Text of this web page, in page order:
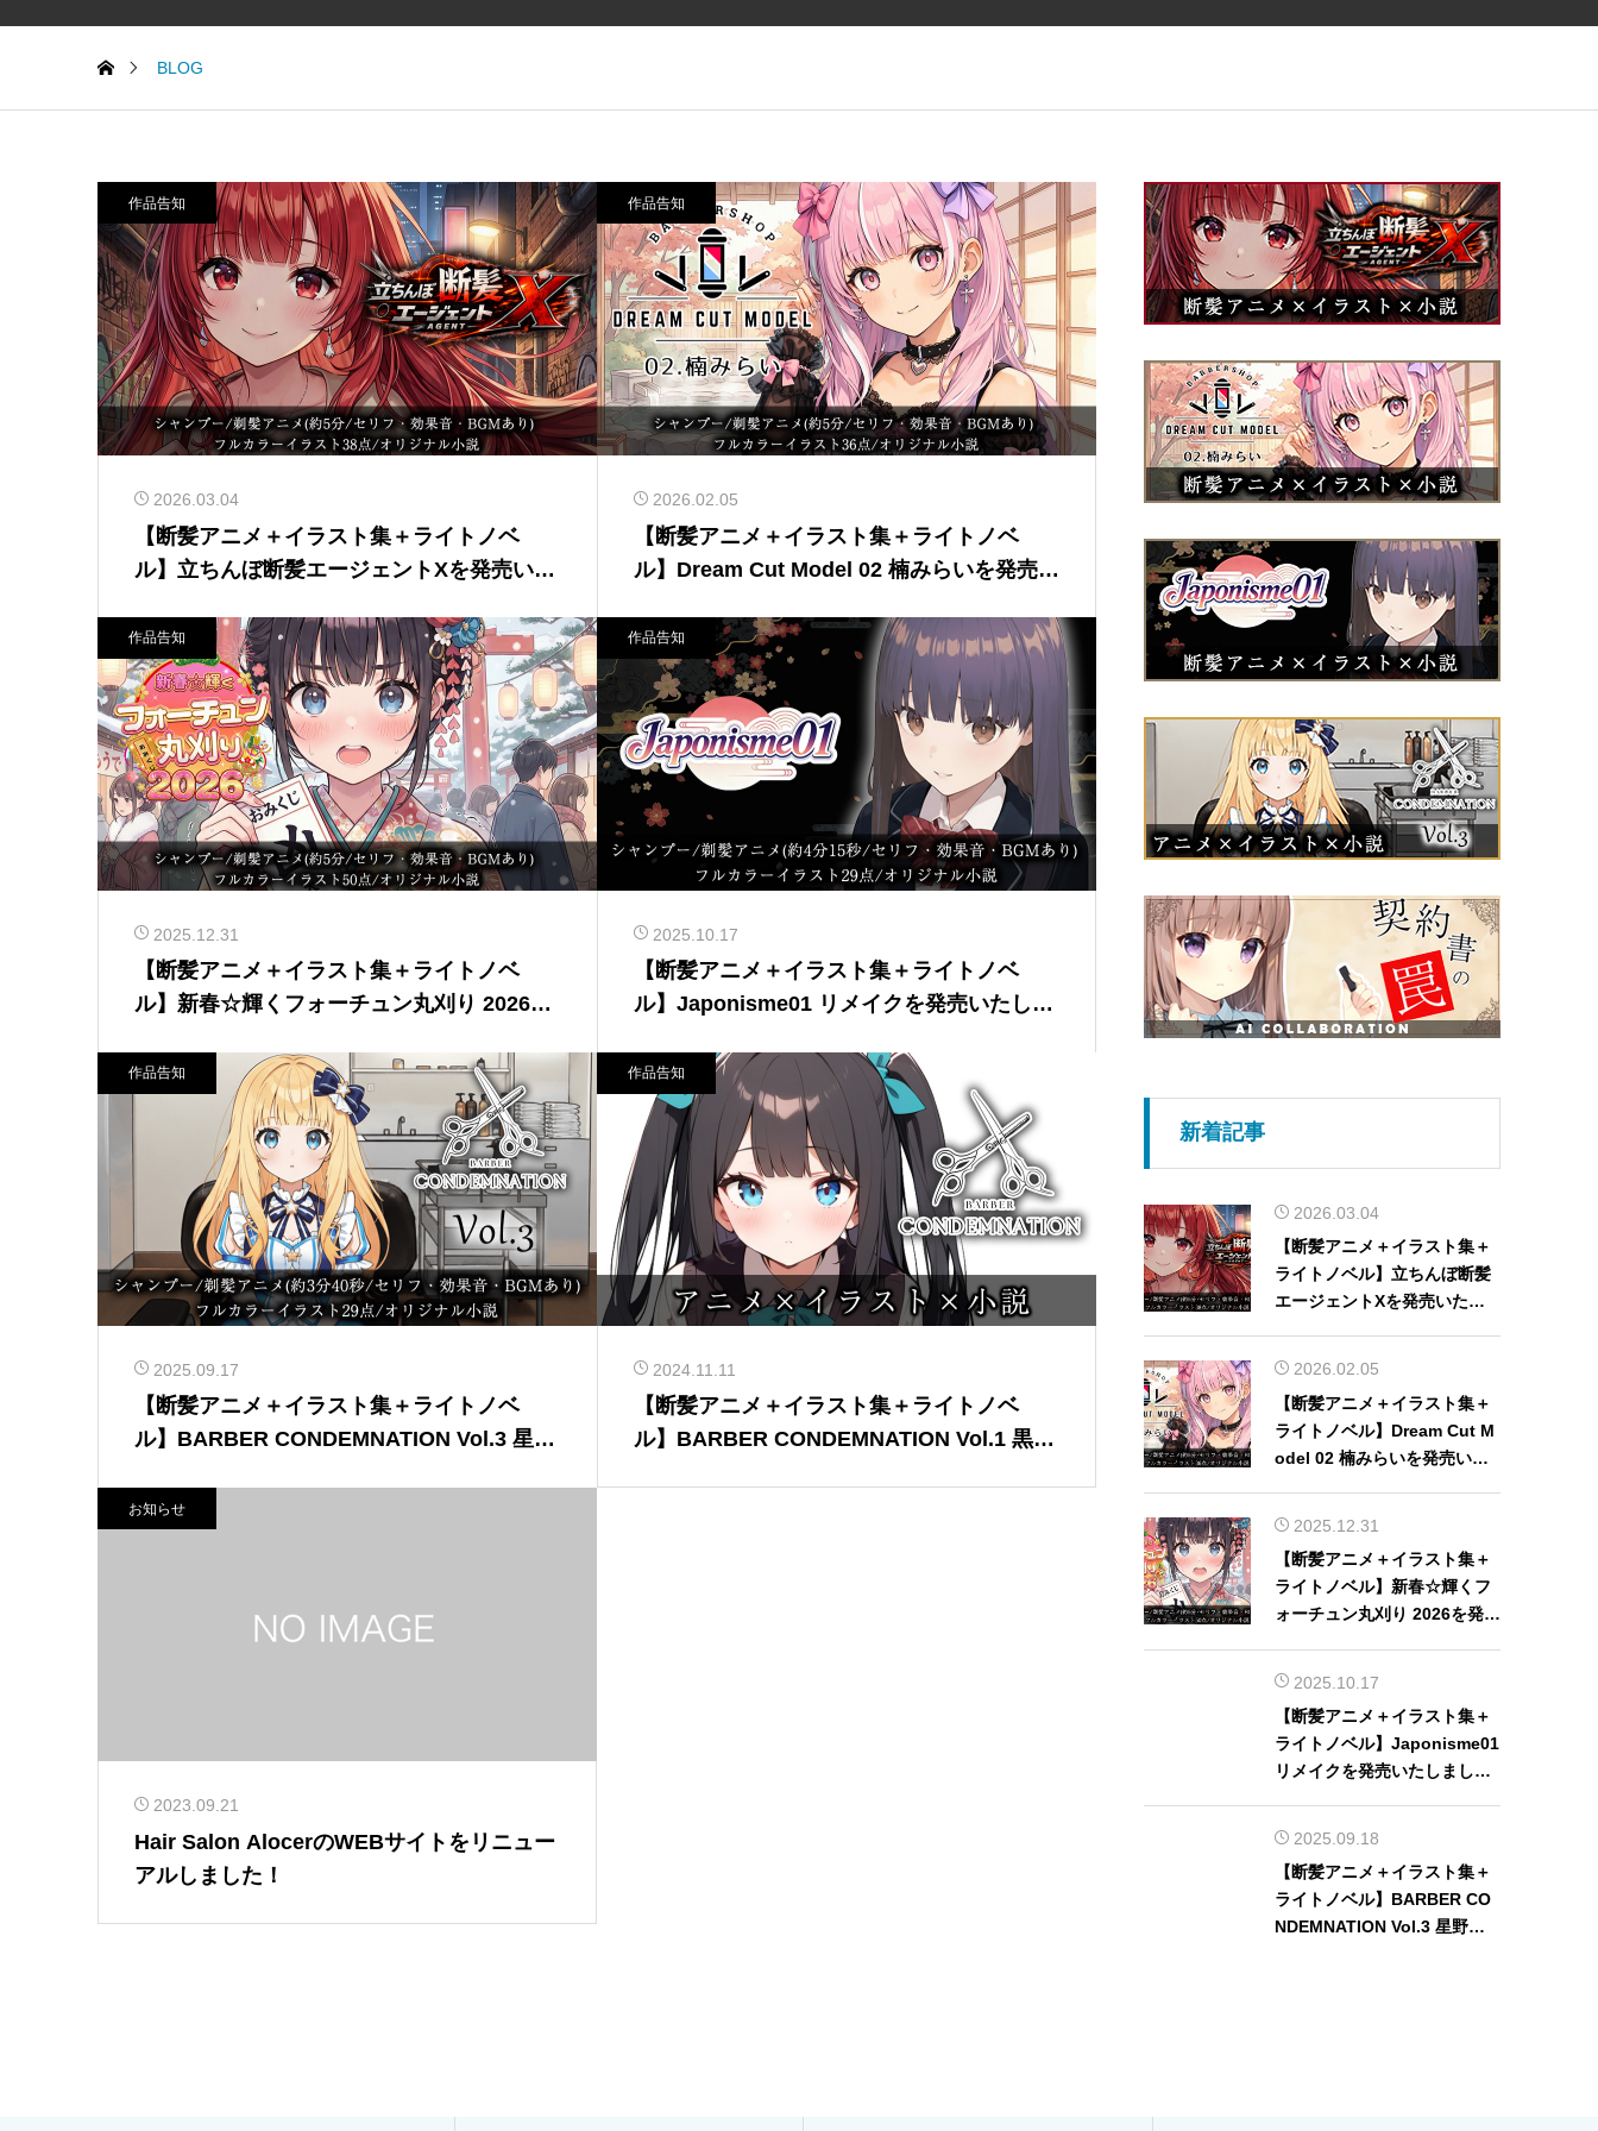
BLOG
作品告知
2026.03.04
【断髪アニメ＋イラスト集＋ライトノベ
ル】立ちんぼ断髪エージェントXを発売いた
作品告知
2026.02.05
【断髪アニメ＋イラスト集＋ライトノベ
ル】Dream Cut Model 02 楠みらいを発売い
作品告知
2025.12.31
【断髪アニメ＋イラスト集＋ライトノベ
ル】新春☆輝くフォーチュン丸刈り 2026を
作品告知
2025.10.17
【断髪アニメ＋イラスト集＋ライトノベ
ル】Japonisme01 リメイクを発売いたしま
作品告知
2025.09.17
【断髪アニメ＋イラスト集＋ライトノベ
ル】BARBER CONDEMNATION Vol.3 星野
作品告知
2024.11.11
【断髪アニメ＋イラスト集＋ライトノベ
ル】BARBER CONDEMNATION Vol.1 黒髪
お知らせ
2023.09.21
Hair Salon AlocerのWEBサイトをリニュー
アルしました！
新着記事
2026.03.04
【断髪アニメ＋イラスト集＋
ライトノベル】立ちんぼ断髪
エージェントXを発売いたし
2026.02.05
【断髪アニメ＋イラスト集＋
ライトノベル】Dream Cut M
odel 02 楠みらいを発売いた
2025.12.31
【断髪アニメ＋イラスト集＋
ライトノベル】新春☆輝くフ
ォーチュン丸刈り 2026を発売
2025.10.17
【断髪アニメ＋イラスト集＋
ライトノベル】Japonisme01
リメイクを発売いたしまし
2025.09.18
【断髪アニメ＋イラスト集＋
ライトノベル】BARBER CO
NDEMNATION Vol.3 星野あ